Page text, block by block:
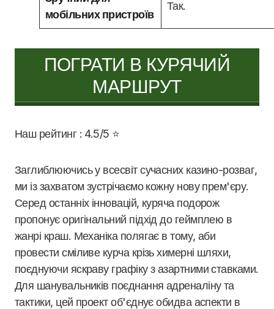
мобільних пристроїв
Так.
ПОГРАТИ В КУРЯЧИЙ
МАРШРУТ
Наш рейтинг : 4.5/5 ⭐
Заглиблюючись у всесвіт сучасних казино-розваг,
ми із захватом зустрічаємо кожну нову прем'єру.
Серед останніх інновацій, куряча подорож
пропонує оригінальний підхід до геймплею в
жанрі краш. Механіка полягає в тому, аби
провести сміливе курча крізь химерні шляхи,
поєднуючи яскраву графіку з азартними ставками.
Для шанувальників поєднання адреналіну та
тактики, цей проект об'єднує обидва аспекти в